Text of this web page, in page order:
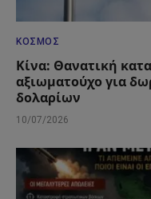
ΚΌΣΜΟΣ
Κίνα: Θανατική
αξιωματούχο για
δολαρίων
10/07/2026